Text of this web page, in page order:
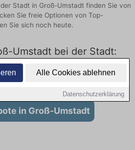
Alle Cookies ablehnen
Datenschutzerklärung
Stadt in Groß-Umstadt finden Sie von
Sie freie Optionen von Top-
Sie sich noch heute.
Umstadt bei der Stadt:
Stellenangebote für
Umstadt
in Groß-Umstadt